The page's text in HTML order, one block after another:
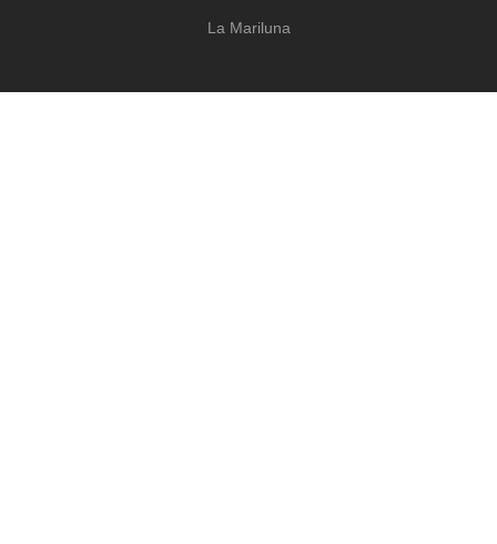
La Mariluna